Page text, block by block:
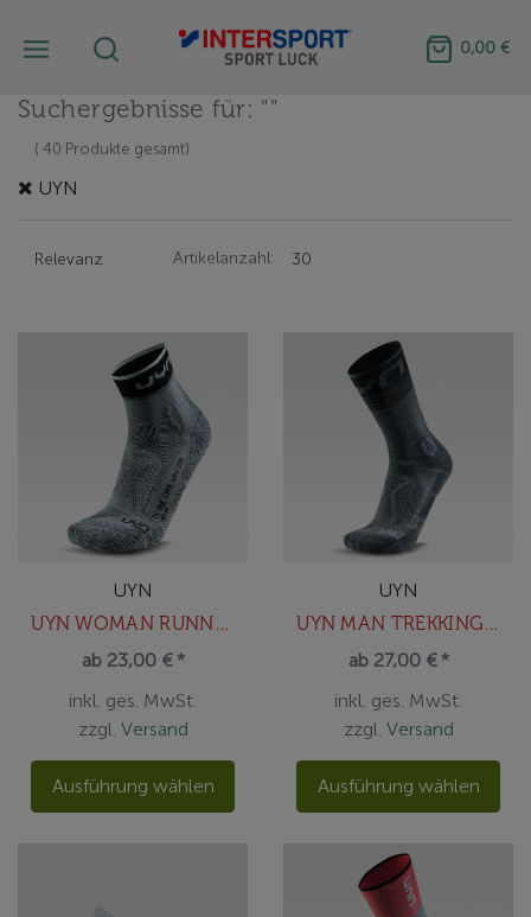
0,00 €
Suchergebnisse für: ""
( 40 Produkte gesamt)
UYN
Artikelanzahl:
UYN
UYN WOMAN RUNNER'S FIVE SOCKS
ab 23,00 € *
inkl. ges. MwSt.
zzgl. Versand
Ausführung wählen
UYN
UYN MAN TREKKING ONE ALL SEASON MID SOCKS
ab 27,00 € *
inkl. ges. MwSt.
zzgl. Versand
Ausführung wählen